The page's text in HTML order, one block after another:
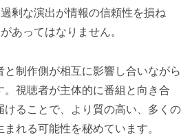
剰な演出が情報の信頼性を損ね
あってはなりません。
と制作側が相互に影響し合いながら
。視聴者が主体的に番組と向き合
けることで、より質の高い、多くの
れる可能性を秘めています。